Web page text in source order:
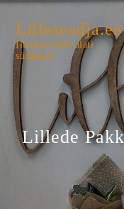
Lilleseadja.ee
Ilusaim tuleb alati
südamest
Lillede